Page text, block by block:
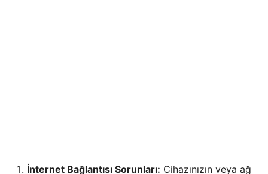
İnternet Bağlantısı Sorunları: Cihazınızın veya ağ